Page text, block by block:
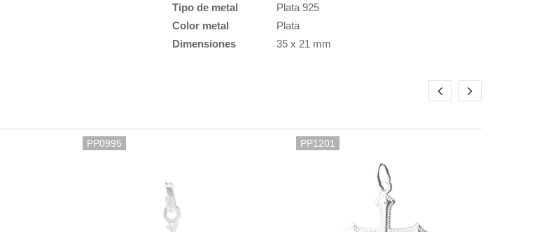
Tipo de metal
Plata 925
Color metal
Plata
Dimensiones
35 x 21 mm
PP0995 PP1201